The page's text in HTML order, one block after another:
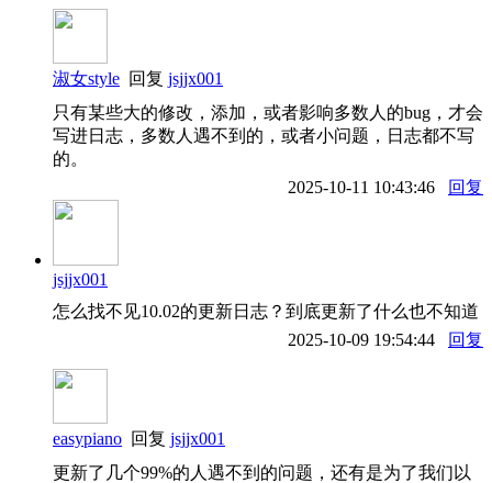
淑女style 回复 jsjjx001
只有某些大的修改，添加，或者影响多数人的bug，才会
写进日志，多数人遇不到的，或者小问题，日志都不写
的。
2025-10-11 10:43:46
回复
jsjjx001
怎么找不见10.02的更新日志？到底更新了什么也不知道
2025-10-09 19:54:44
回复
easypiano 回复 jsjjx001
更新了几个99%的人遇不到的问题，还有是为了我们以